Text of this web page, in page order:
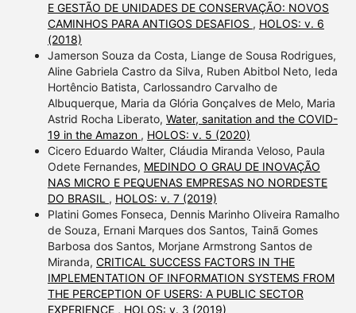
E GESTÃO DE UNIDADES DE CONSERVAÇÃO: NOVOS
CAMINHOS PARA ANTIGOS DESAFIOS , HOLOS: v. 6
(2018)
Jamerson Souza da Costa, Liange de Sousa Rodrigues,
Aline Gabriela Castro da Silva, Ruben Abitbol Neto, Ieda
Hortêncio Batista, Carlossandro Carvalho de
Albuquerque, Maria da Glória Gonçalves de Melo, Maria
Astrid Rocha Liberato, Water, sanitation and the COVID-
19 in the Amazon , HOLOS: v. 5 (2020)
Cicero Eduardo Walter, Cláudia Miranda Veloso, Paula
Odete Fernandes, MEDINDO O GRAU DE INOVAÇÃO
NAS MICRO E PEQUENAS EMPRESAS NO NORDESTE
DO BRASIL , HOLOS: v. 7 (2019)
Platini Gomes Fonseca, Dennis Marinho Oliveira Ramalho
de Souza, Ernani Marques dos Santos, Tainã Gomes
Barbosa dos Santos, Morjane Armstrong Santos de
Miranda, CRITICAL SUCCESS FACTORS IN THE
IMPLEMENTATION OF INFORMATION SYSTEMS FROM
THE PERCEPTION OF USERS: A PUBLIC SECTOR
EXPERIENCE , HOLOS: v. 3 (2019)